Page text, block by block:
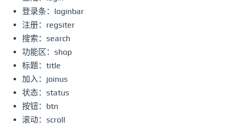
登录条：loginbar
注册：regsiter
搜索：search
功能区：shop
标题：title
加入：joinus
状态：status
按钮：btn
滚动：scroll